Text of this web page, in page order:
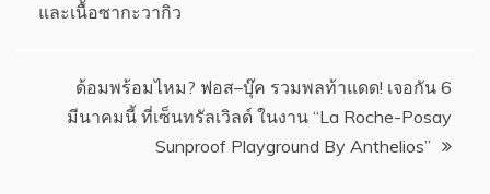
และเนื้อซากะวากิว
ด้อมพร้อมไหม? ฟอส–บุ๊ค รวมพลท้าแดด! เจอกัน 6
มีนาคมนี้ ที่เซ็นทรัลเวิลด์ ในงาน “La Roche-Posay
Sunproof Playground By Anthelios”